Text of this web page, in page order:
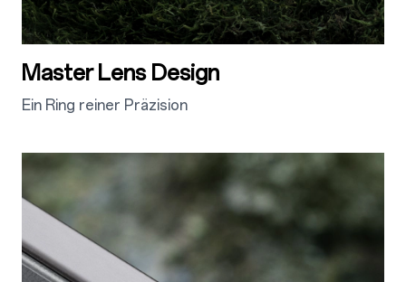
Master Lens Design
Ein Ring reiner Präzision